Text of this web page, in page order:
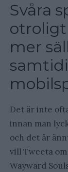
Svåra
otroligt
mer
Det är inte
innan man
och det är
vill Tweeta
Wayward